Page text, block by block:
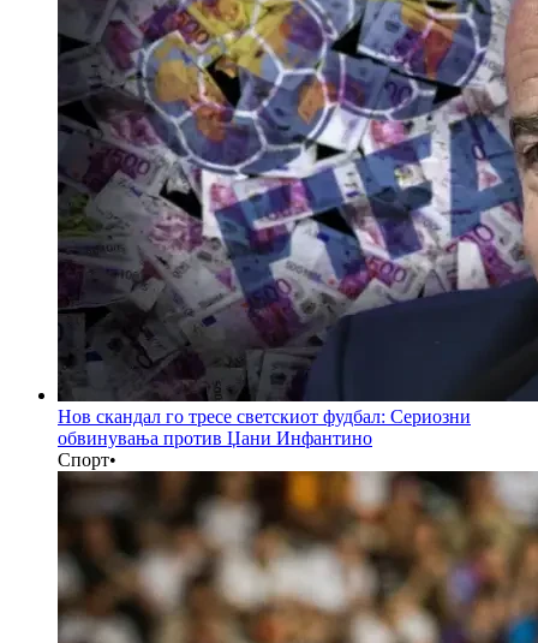
Нов скандал го тресе светскиот фудбал: Сериозни
обвинувања против Џани Инфантино
Спорт•